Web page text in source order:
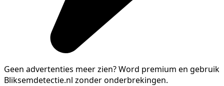
Geen advertenties meer zien?Word premium en gebruik
Bliksemdetectie.nl zonder onderbrekingen.